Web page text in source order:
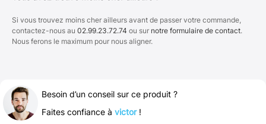
Si vous trouvez moins cher ailleurs avant de passer votre commande,
contactez-nous au 02.99.23.72.74 ou sur notre formulaire de contact.
Nous ferons le maximum pour nous aligner.
Besoin d’un conseil sur ce produit ?
Faites confiance à victor!